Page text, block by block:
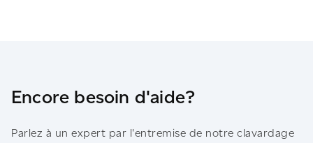
Encore besoin d'aide?
Parlez à un expert par l'entremise de notre clavardage